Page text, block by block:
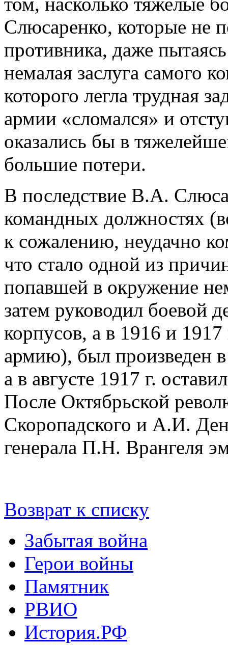
Слюсаренко, которые не
противника, даже
немалая заслуга самого
которого легла трудная
армии «сломался» и
оказались бы в
большие потери.
В последствие В.А.
командных должностях
к сожалению, неудачно
что стало одной из
попавшей в окружение
затем руководил боевой
корпусов, а в 1916 и
армию), был произведен
а в августе 1917 г.
После Октябрьской
Скоропадского и А.И.
генерала П.Н. Врангеля
Возврат к списку
Забытая война
Герои войны
Памятник
РВИО
История.РФ